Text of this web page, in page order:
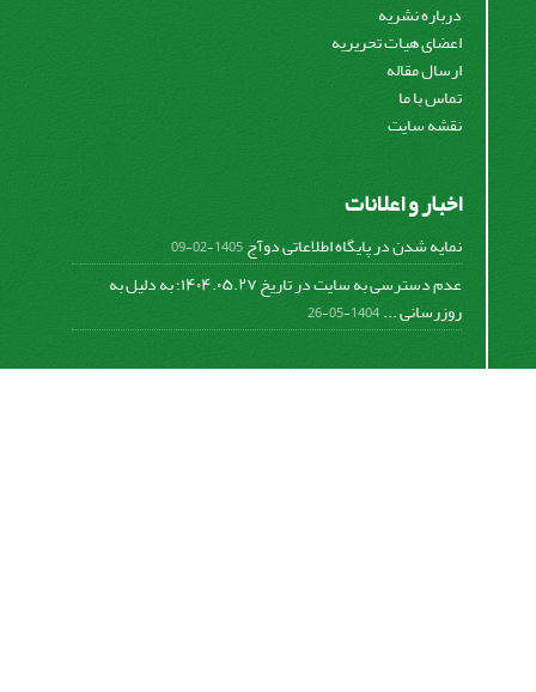
درباره نشریه
اعضای هیات تحریریه
ارسال مقاله
تماس با ما
نقشه سایت
اخبار و اعلانات
نمایه شدن در پایگاه اطلاعاتی دوآج1405-02-09
عدم دسترسی به سایت در تاریخ ۱۴۰۴.۰۵.۲۷؛ به دلیل به
روزرسانی ...1404-05-26